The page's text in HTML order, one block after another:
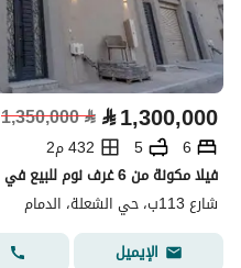
⃁1,300,000
⃁
1,350,000
6
5
432 م2
فيلا مكونة من 6 غرف نوم للبيع في الشله، الدمام
شارع 113ب، حي الشعلة، الدمام
الإيميل